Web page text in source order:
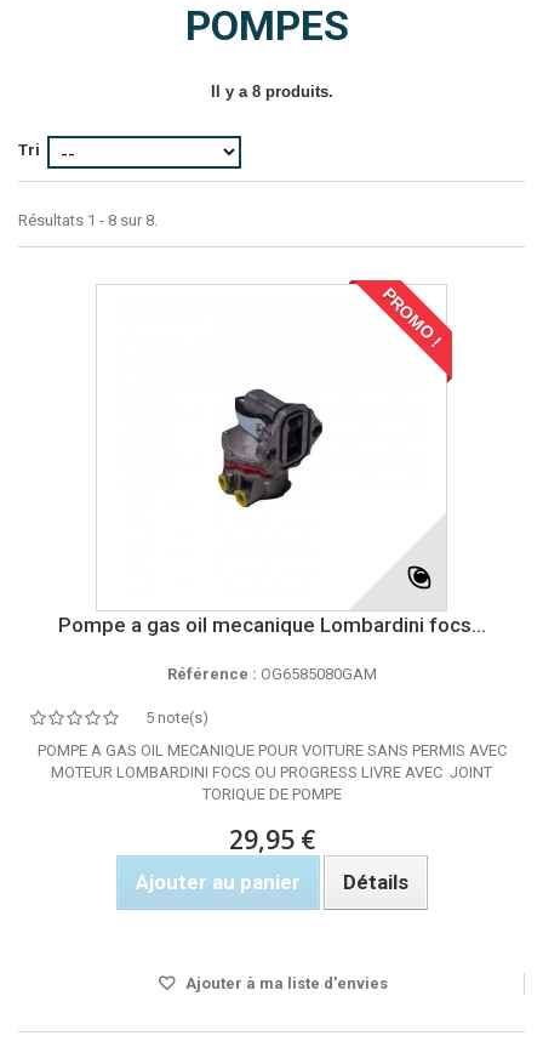
POMPES
Il y a 8 produits.
Tri
Résultats 1 - 8 sur 8.
PROMO !
Pompe a gas oil mecanique Lombardini focs...
Référence : OG6585080GAM
5 note(s)
POMPE A GAS OIL MECANIQUE POUR VOITURE SANS PERMIS AVEC
MOTEUR LOMBARDINI FOCS OU PROGRESS LIVRE AVEC JOINT
TORIQUE DE POMPE
29,95 €
Ajouter au panier Détails
Ajouter à ma liste d'envies